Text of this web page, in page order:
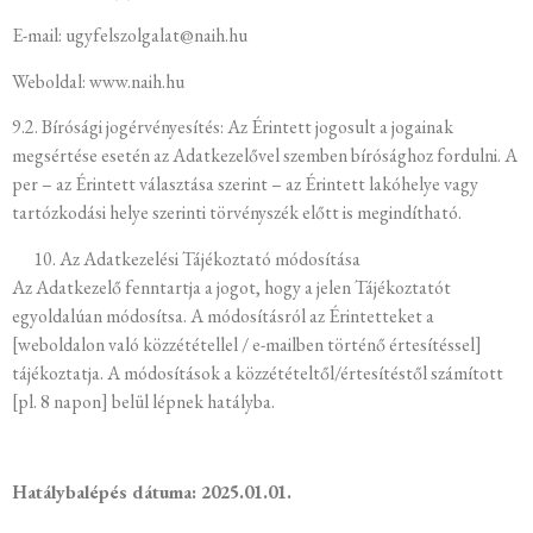
E-mail: ugyfelszolgalat@naih.hu
Weboldal: www.naih.hu
9.2. Bírósági jogérvényesítés: Az Érintett jogosult a jogainak
megsértése esetén az Adatkezelővel szemben bírósághoz fordulni. A
per – az Érintett választása szerint – az Érintett lakóhelye vagy
tartózkodási helye szerinti törvényszék előtt is megindítható.
Az Adatkezelési Tájékoztató módosítása
Az Adatkezelő fenntartja a jogot, hogy a jelen Tájékoztatót
egyoldalúan módosítsa. A módosításról az Érintetteket a
[weboldalon való közzététellel / e-mailben történő értesítéssel]
tájékoztatja. A módosítások a közzétételtől/értesítéstől számított
[pl. 8 napon] belül lépnek hatályba.
Hatálybalépés dátuma: 2025.01.01.